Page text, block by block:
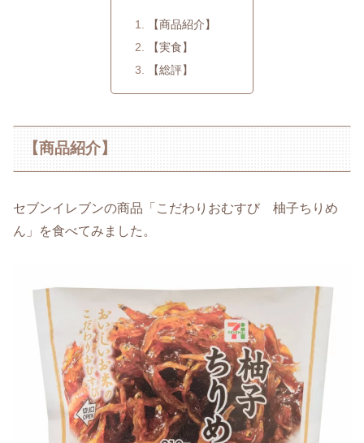
【商品紹介】
【実食】
【総評】
【商品紹介】
セブンイレブンの商品「こだわりおむすび 柚子ちりめ
ん」を食べてみました。